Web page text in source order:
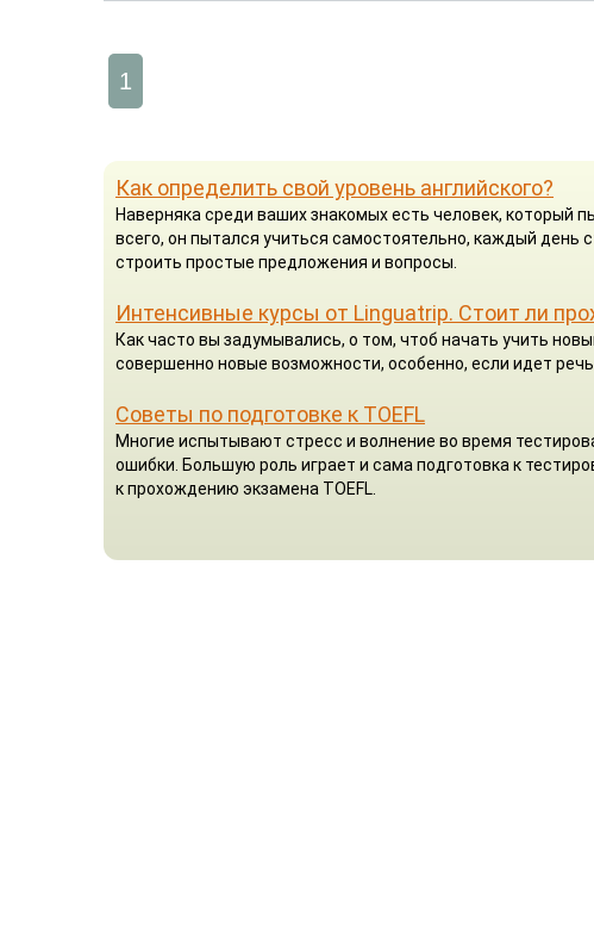
1
Как определить свой уровень английского?
Наверняка среди ваших знакомых есть человек, который
всего, он пытался учиться самостоятельно, каждый день
строить простые предложения и вопросы.
Интенсивные курсы от Linguatrip. Стоит ли
Как часто вы задумывались, о том, чтоб начать учить
совершенно новые возможности, особенно, если идет
Советы по подготовке к TOEFL
Многие испытывают стресс и волнение во время
ошибки. Большую роль играет и сама подготовка к
к прохождению экзамена TOEFL.